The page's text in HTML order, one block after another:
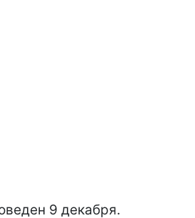
9 декабря.